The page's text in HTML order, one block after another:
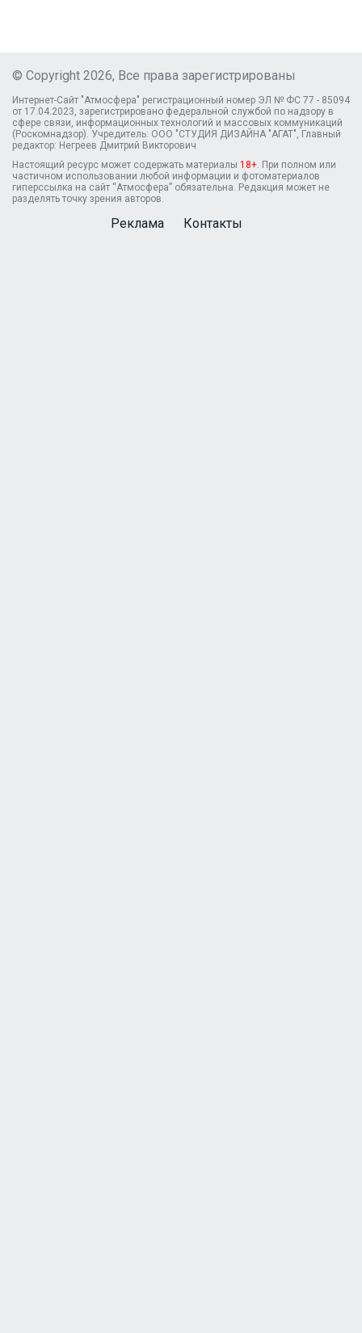
© Copyright 2026, Все права зарегистрированы
Интернет-Сайт "Атмосфера" регистрационный номер ЭЛ № ФС 77 - 85094
от 17.04.2023, зарегистрировано федеральной службой по надзору в
сфере связи, информационных технологий и массовых коммуникаций
(Роскомнадзор). Учредитель: ООО "СТУДИЯ ДИЗАЙНА "АГАТ", Главный
редактор: Негреев Дмитрий Викторович
Настоящий ресурс может содержать материалы 18+ . При полном или
частичном использовании любой информации и фотоматериалов
гиперссылка на сайт “Атмосфера” обязательна. Редакция может не
разделять точку зрения авторов.
Реклама Контакты